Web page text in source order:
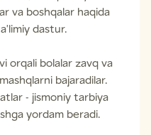
va boshqalar haqida
dastur.
orqali bolalar zavq va
bajaradilar.
- jismoniy tarbiya
yordam beradi.